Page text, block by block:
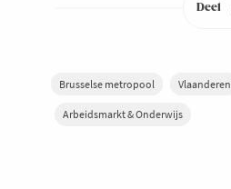
Deel
Brusselse metropool Vlaanderen
Arbeidsmarkt & Onderwijs